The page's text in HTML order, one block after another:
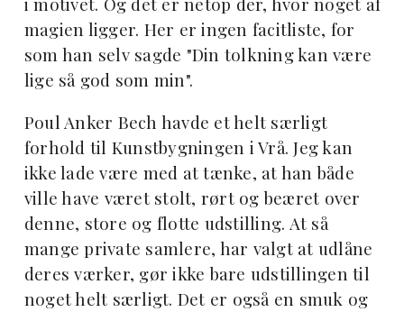
magien ligger. Her er ingen facitliste, for
som han selv sagde "Din tolkning kan være
lige så god som min".
Poul Anker Bech havde et helt særligt
forhold til Kunstbygningen i Vrå. Jeg kan
ikke lade være med at tænke, at han både
ville have været stolt, rørt og beæret over
denne, store og flotte udstilling. At så
mange private samlere, har valgt at udlåne
deres værker, gør ikke bare udstillingen til
noget helt særligt. Det er også en smuk og